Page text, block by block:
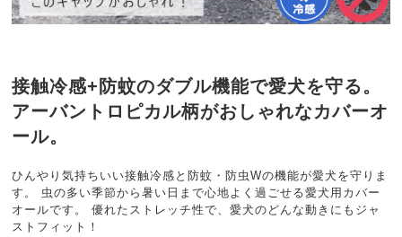
接触冷感+防蚊のダブル機能で愛犬を守る。
アーバントロピカル柄がおしゃれなカバーオ
ール。
ひんやり気持ちいい接触冷感と防蚊・防虫Wの機能が愛犬を守りま
す。 虫の多い季節から暑い日まで心地よく過ごせる愛犬用カバー
オールです。 優れたストレッチ性で、愛犬のどんな動きにもジャ
ストフィット！